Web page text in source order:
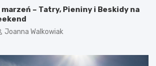
– Tatry, Pieniny i Beskidy na
Joanna Walkowiak